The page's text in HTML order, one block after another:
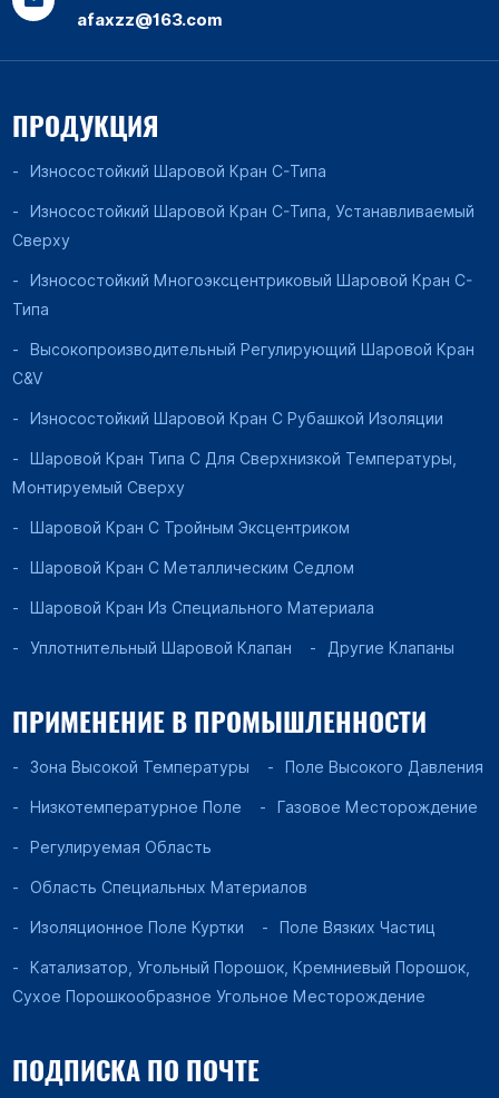
afaxzz@163.com
ПРОДУКЦИЯ
Износостойкий Шаровой Кран C-Типа
Износостойкий Шаровой Кран C-Типа, Устанавливаемый
Сверху
Износостойкий Многоэксцентриковый Шаровой Кран C-
Типа
Высокопроизводительный Регулирующий Шаровой Кран
C&V
Износостойкий Шаровой Кран С Рубашкой Изоляции
Шаровой Кран Типа C Для Сверхнизкой Температуры,
Монтируемый Сверху
Шаровой Кран С Тройным Эксцентриком
Шаровой Кран С Металлическим Седлом
Шаровой Кран Из Специального Материала
Уплотнительный Шаровой Клапан Другие Клапаны
ПРИМЕНЕНИЕ В ПРОМЫШЛЕННОСТИ
Зона Высокой Температуры Поле Высокого Давления
Низкотемпературное Поле Газовое Месторождение
Регулируемая Область
Область Специальных Материалов
Изоляционное Поле Куртки Поле Вязких Частиц
Катализатор, Угольный Порошок, Кремниевый Порошок,
Сухое Порошкообразное Угольное Месторождение
ПОДПИСКА ПО ПОЧТЕ